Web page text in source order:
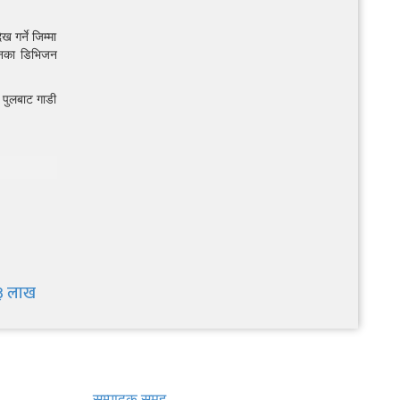
गर्ने जिम्मा
डिभिजन
गाडी
लाख